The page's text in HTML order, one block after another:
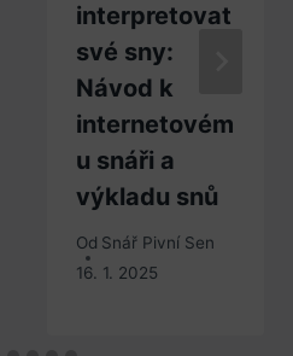
interpretovat
své sny:
Návod k
internetovém
u snáři a
výkladu snů
Od Snář Pivní Sen
16. 1. 2025